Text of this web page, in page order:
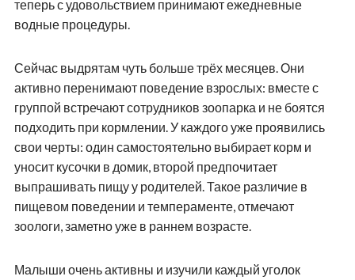
теперь с удовольствием принимают ежедневные
водные процедуры.
Сейчас выдрятам чуть больше трёх месяцев. Они
активно перенимают поведение взрослых: вместе с
группой встречают сотрудников зоопарка и не боятся
подходить при кормлении. У каждого уже проявились
свои черты: один самостоятельно выбирает корм и
уносит кусочки в домик, второй предпочитает
выпрашивать пищу у родителей. Такое различие в
пищевом поведении и темпераменте, отмечают
зоологи, заметно уже в раннем возрасте.
Малыши очень активны и изучили каждый уголок